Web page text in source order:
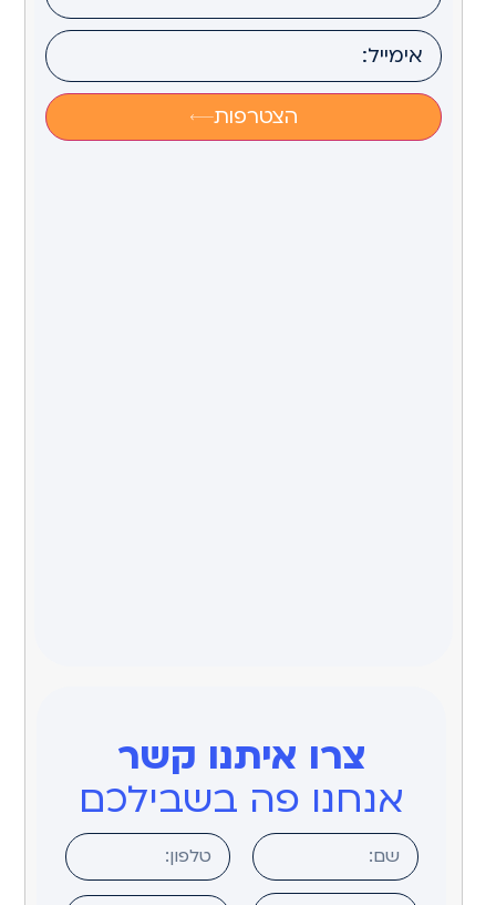
הצטרפות
צרו איתנו קשר
אנחנו פה בשבילכם